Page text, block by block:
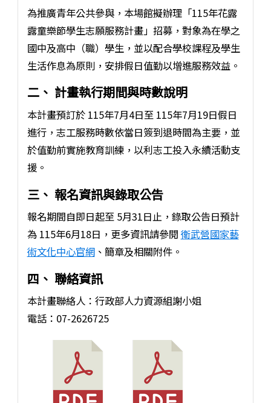
為推廣青年公共參與，本場館擬辦理「115年花露
露童樂節學生志願服務計畫」招募，對象為在學之
國中及高中（職）學生，並以配合學校課程及學生
生活作息為原則，安排假日值勤以增進服務效益。
二、 計畫執行期間與時數說明
本計畫預訂於 115年7月4日至 115年7月19日假日
進行，志工服務時數依當日簽到退時間為主要，並
於值勤前實施教育訓練，以利志工投入永續活動支
援。
三、 報名資訊與錄取公告
報名期間自即日起至 5月31日止，錄取公告日預計
為 115年6月18日，更多資訊請參閱 衛武營國家藝
術文化中心官網、簡章及相關附件。
四、 聯絡資訊
本計畫聯絡人：行政部人力資源組謝小姐
電話：07-2626725